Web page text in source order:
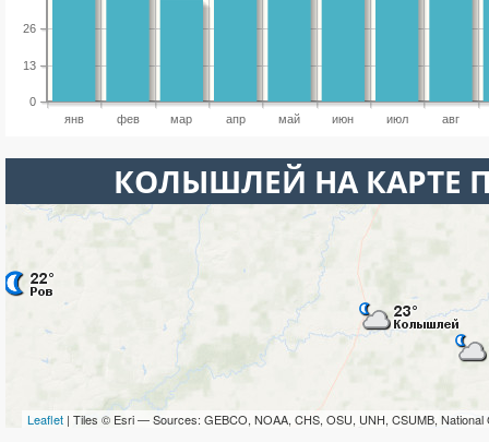
янв фев мар апр май июн июл авг
0
13
26
КОЛЫШЛЕЙ НА КАРТЕ
Leaflet | Tiles © Esri — Sources: GEBCO, NOAA, CHS, OSU, UNH, CSUMB, National